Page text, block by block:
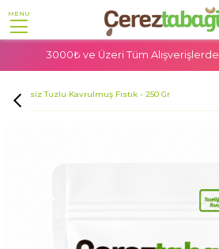
MENU
3000₺ ve Üzeri Tüm Alışverişlerde
Glutensiz Kuruyemiş
Glutensiz Tuzlu Kavrulmuş Fıstık - 250 Gr